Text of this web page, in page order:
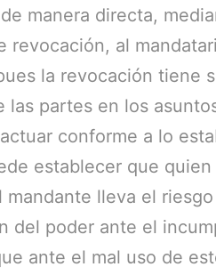
manera directa,
revocación, al
la revocación tiene
las partes en los
conforme a lo
establecer que
mandante lleva el
del poder ante el
ante el mal uso de